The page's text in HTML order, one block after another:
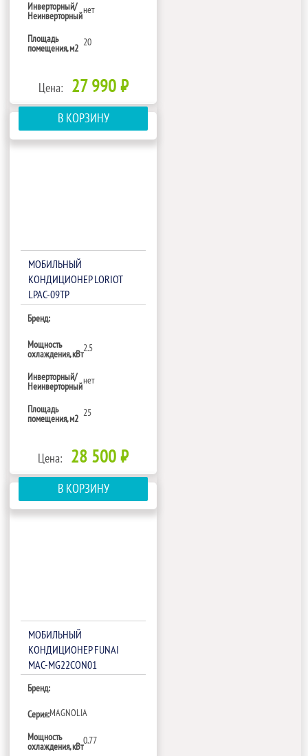
Инверторный/
Неинверторный
нет
Площадь
помещения, м2
20
Цена: 27 990 ₽
В КОРЗИНУ
МОБИЛЬНЫЙ
КОНДИЦИОНЕР LORIOT
LPAC-09TP
Бренд:
Мощность
охлаждения, кВт
2.5
Инверторный/
Неинверторный
нет
Площадь
помещения, м2
25
Цена: 28 500 ₽
В КОРЗИНУ
МОБИЛЬНЫЙ
КОНДИЦИОНЕР FUNAI
MAC-MG22CON01
Бренд:
Серия:MAGNOLIA
Мощность
охлаждения, кВт
0.77